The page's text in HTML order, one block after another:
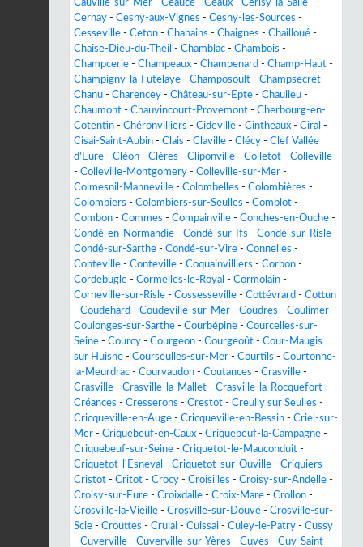
Cauville-sur-Mer - Ceaucé - Céaux - Cerisy-la-Salle -
Cernay - Cesny-aux-Vignes - Cesny-les-Sources -
Cesseville - Ceton - Chahains - Chaignes - Chailloué -
Chaise-Dieu-du-Theil - Chamblac - Chambois -
Champcerie - Champeaux - Champenard - Champ-Haut -
Champigny-la-Futelaye - Champosoult - Champsecret -
Chanu - Charencey - Château-sur-Epte - Chaulieu -
Chaumont - Chauvincourt-Provemont - Cherbourg-en-
Cotentin - Chéronvilliers - Cideville - Cintheaux - Ciral -
Cisai-Saint-Aubin - Clais - Claville - Clécy - Clef Vallée
d'Eure - Cléon - Clères - Cliponville - Colletot - Colleville
- Colleville-Montgomery - Colleville-sur-Mer -
Colmesnil-Manneville - Colombelles - Colombières -
Colombiers - Colombiers-sur-Seulles - Comblot -
Combon - Commes - Compainville - Conches-en-Ouche -
Condé-en-Normandie - Condé-sur-Ifs - Condé-sur-Risle -
Condé-sur-Sarthe - Condé-sur-Vire - Connelles -
Conteville - Conteville - Coquainvilliers - Corbon -
Cordebugle - Cormelles-le-Royal - Cormolain -
Corneville-sur-Risle - Cossesseville - Cottévrard - Cottun
- Coudehard - Coudeville-sur-Mer - Coudres - Coulimer -
Coulonges-sur-Sarthe - Courbépine - Courcelles-sur-
Seine - Courcy - Courgeon - Courgeoût - Cour-Maugis
sur Huisne - Courseulles-sur-Mer - Courtils - Courtonne-
la-Meurdrac - Courvaudon - Coutances - Crasville -
Crasville - Crasville-la-Mallet - Crasville-la-Rocquefort -
Créances - Cresserons - Crestot - Creully sur Seulles -
Cricqueville-en-Auge - Cricqueville-en-Bessin - Criel-sur-
Mer - Criquebeuf-en-Caux - Criquebeuf-la-Campagne -
Criquebeuf-sur-Seine - Criquetot-le-Mauconduit -
Criquetot-l'Esneval - Criquetot-sur-Ouville - Criquiers -
Cristot - Critot - Crocy - Croisilles - Croisy-sur-Andelle -
Croisy-sur-Eure - Croixdalle - Croix-Mare - Crollon -
Crosville-la-Vieille - Crosville-sur-Douve - Crosville-sur-
Scie - Crouttes - Crulai - Cuissai - Culey-le-Patry - Cussy
- Cuverville - Cuverville-sur-Yères - Cuves - Cuy-Saint-